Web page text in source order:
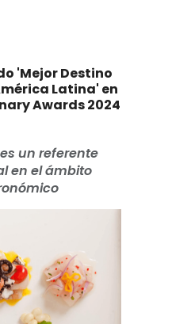
'Mejor Destino
Latina' en
Awards 2024
un referente
en el ámbito